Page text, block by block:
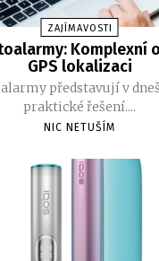
ZAJÍMAVOSTI
Komplexní
GPS lokalizaci
představují v
praktické řešení....
NIC NETUŠÍM